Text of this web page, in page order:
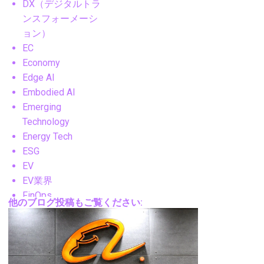
DX（デジタルトラ
ンスフォーメーシ
ョン）
EC
Economy
Edge AI
Embodied AI
Emerging
Technology
Energy Tech
ESG
EV
EV業界
FinOps
FM
FPV
Future Technology
Gadgets
他のブログ投稿もご覧ください: